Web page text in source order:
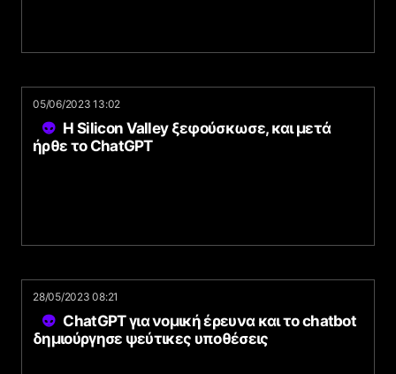
05/06/2023 13:02
Η Silicon Valley ξεφούσκωσε, και μετά
ήρθε το ChatGPT
28/05/2023 08:21
ChatGPT για νομική έρευνα και το chatbot
δημιούργησε ψεύτικες υποθέσεις